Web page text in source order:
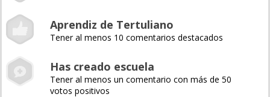
Aprendiz de Tertuliano
Tener al menos 10 comentarios destacados
Has creado escuela
Tener al menos un comentario con más de 50
votos positivos